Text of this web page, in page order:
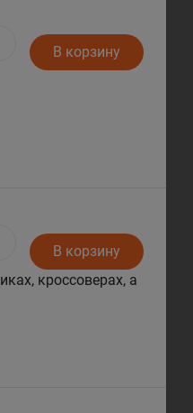
В корзину
В корзину
кроссоверах, а